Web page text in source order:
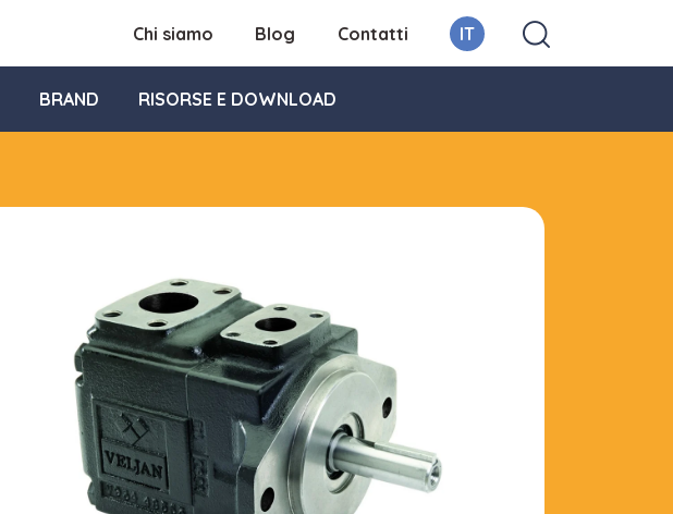
Chi siamo Blog Contatti IT
BRAND RISORSE E DOWNLOAD